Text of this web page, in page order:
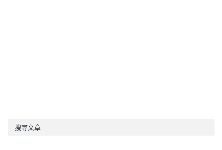
搜尋文章